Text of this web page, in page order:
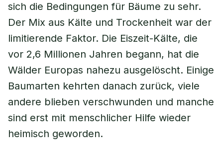
sich die Bedingungen für Bäume zu sehr.
Der Mix aus Kälte und Trockenheit war der
limitierende Faktor. Die Eiszeit-Kälte, die
vor 2,6 Millionen Jahren begann, hat die
Wälder Europas nahezu ausgelöscht. Einige
Baumarten kehrten danach zurück, viele
andere blieben verschwunden und manche
sind erst mit menschlicher Hilfe wieder
heimisch geworden.